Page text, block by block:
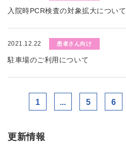
入院時PCR検査の対象拡大について
2021.12.22 患者さん向け
駐車場のご利用について
1 ... 5 6
更新情報